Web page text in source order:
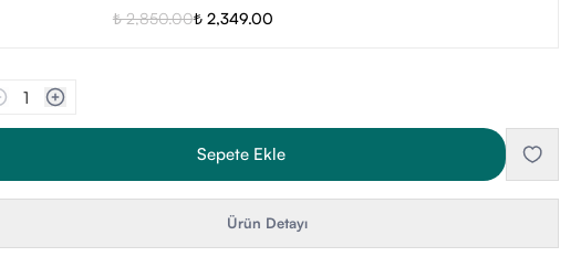
₺ 2,850.00₺ 2,349.00
1
Sepete Ekle
Ürün Detayı